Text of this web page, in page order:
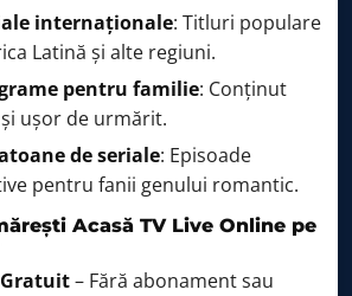
internaționale: Titluri populare
Latină și alte regiuni.
pentru familie: Conținut
ușor de urmărit.
de seriale: Episoade
pentru fanii genului romantic.
Acasă TV Live Online pe
Gratuit– Fără abonament sau